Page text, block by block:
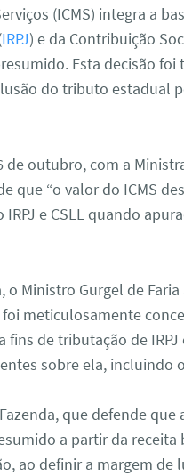
(ICMS) integra a
IRPJ) e da Contribuição
Esta decisão foi
do tributo estadual
outubro, com a
que “o valor do ICMS
e CSLL quando
Ministro Gurgel de
meticulosamente
de tributação de IRPJ
sobre ela, incluindo
que defende
a partir da
ao definir a margem de